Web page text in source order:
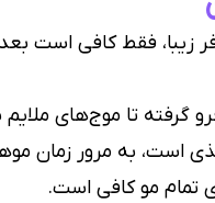
زیبا، فقط کافی است
گرفته تا موج‌های
است، به مرور زمان
تمام مو کافی است.